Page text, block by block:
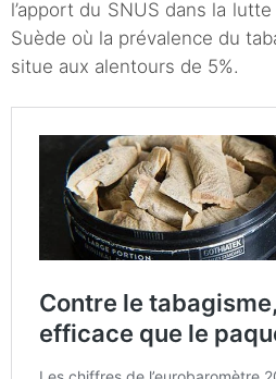
l’apport du SNUS dans la
Suède où la prévalence du
situe aux alentours de 5%.